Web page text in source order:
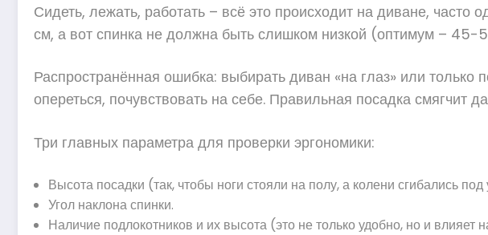
Сидеть, лежать, работать – всё это происходит на диване,
см, а вот спинка не должна быть слишком низкой (оптимум – 45-
Распространённая ошибка: выбирать диван «на глаз» или
опереться, почувствовать на себе. Правильная посадка смягчит
Три главных параметра для проверки эргономики:
Высота посадки (так, чтобы ноги стояли на полу, а колени сгибались
Угол наклона спинки.
Наличие подлокотников и их высота (это не только удобно, но и